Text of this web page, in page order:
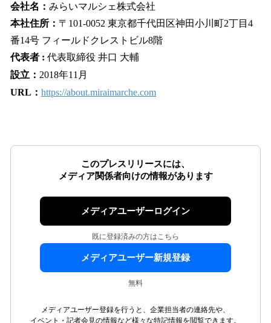
会社名： みらいマルシェ株式会社
本社住所： 〒101-0052 東京都千代⽥区神⽥⼩川町2丁⽬4
番14号 フィールドクレストビル8階
代表者 : 代表取締役 井⼝ ⼤輔
設⽴： 2018年11⽉
URL： https://about.miraimarche.com
このプレスリリースには、
メディア関係者向けの情報があります
メディアユーザーログイン
既に登録済みの方はこちら
メディアユーザー新規登録
無料
メディアユーザー登録を行うと、企業担当者の連絡先や、
イベント・記者会見の情報など様々な特記情報を閲覧できます。